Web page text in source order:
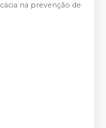
na prevenção de